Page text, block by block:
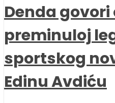
Denda
preminuloj
sportskog
Edinu Avdiću